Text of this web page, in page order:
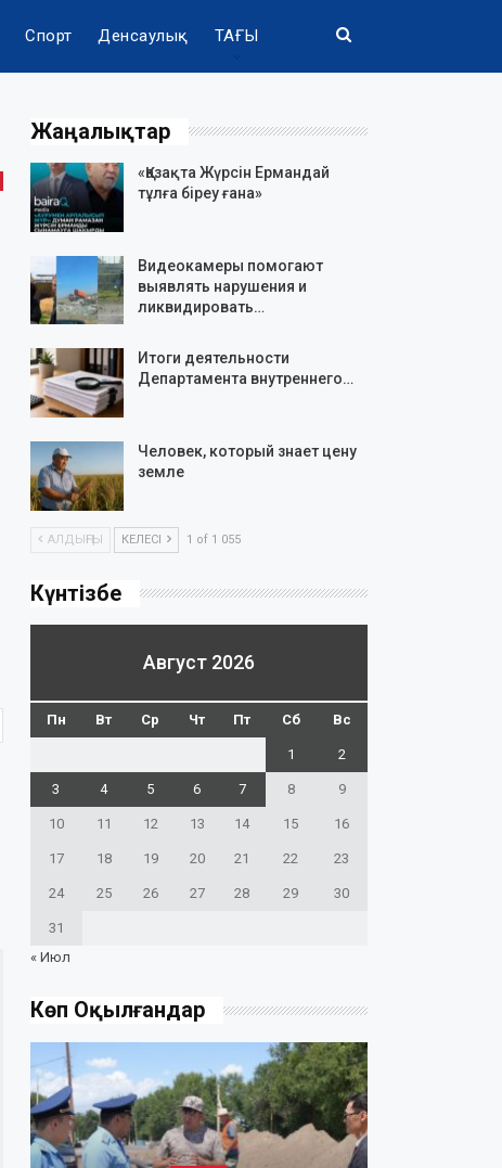
Спорт Денсаулық ТАҒЫ
Жаңалықтар
«Қазақта Жүрсін Ермандай
тұлға біреу ғана»
Видеокамеры помогают
выявлять нарушения и
ликвидировать…
Итоги деятельности
Департамента внутреннего…
Человек, который знает цену
земле
АЛДЫҢҒЫ КЕЛЕСІ 1 of 1 055
Күнтізбе
Август 2026
Пн Вт Ср Чт Пт Сб Вс
1 2
3 4 5 6 7 8 9
10 11 12 13 14 15 16
17 18 19 20 21 22 23
24 25 26 27 28 29 30
31
« Июл
Көп Оқылғандар